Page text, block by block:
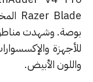
وشهدت مناطق
الأبيض.